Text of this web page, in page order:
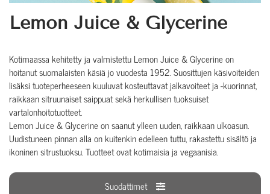
Lemon Juice & Glycerine
Kotimaassa kehitetty ja valmistettu Lemon Juice & Glycerine on
hoitanut suomalaisten käsiä jo vuodesta 1952. Suosittujen käsivoiteiden
lisäksi tuoteperheeseen kuuluvat kosteuttavat jalkavoiteet ja -kuorinnat,
raikkaan sitruunaiset saippuat sekä herkullisen tuoksuiset
vartalonhoitotuotteet.
Lemon Juice & Glycerine on saanut ylleen uuden, raikkaan ulkoasun.
Uudistuneen pinnan alla on kuitenkin edelleen tuttu, rakastettu sisältö ja
ikoninen sitrustuoksu. Tuotteet ovat kotimaisia ja vegaanisia.
Suodattimet